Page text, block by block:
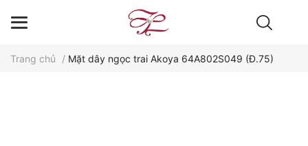
Trang chủ / Mặt dây ngọc trai Akoya 64A802S049 (Đ.75)